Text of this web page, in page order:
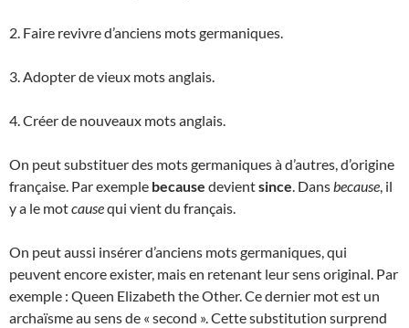
2. Faire revivre d’anciens mots germaniques.
3. Adopter de vieux mots anglais.
4. Créer de nouveaux mots anglais.
On peut substituer des mots germaniques à d’autres, d’origine
française. Par exemple because devientsince. Dansbecause, il
y a le motcausequi vient du français.
On peut aussi insérer d’anciens mots germaniques, qui
peuvent encore exister, mais en retenant leur sens original. Par
exemple : Queen Elizabeth the Other. Ce dernier mot est un
archaïsme au sens de « second ». Cette substitution surprend